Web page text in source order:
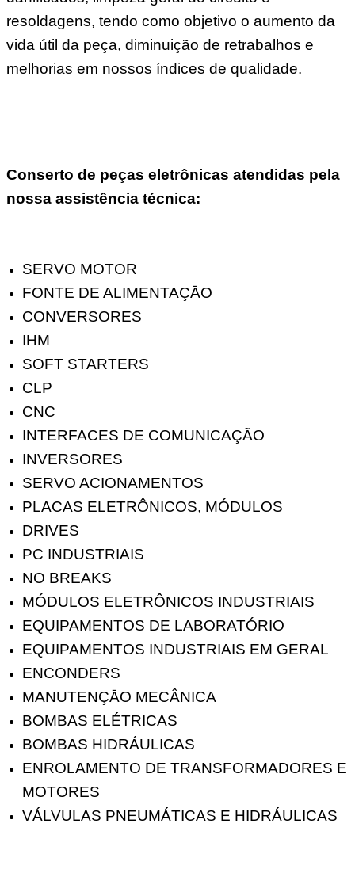
resoldagens, tendo como objetivo o aumento da
vida útil da peça, diminuição de retrabalhos e
melhorias em nossos índices de qualidade.
Conserto de peças eletrônicas atendidas pela
nossa assistência técnica:
SERVO MOTOR
FONTE DE ALIMENTAÇĀO
CONVERSORES
IHM
SOFT STARTERS
CLP
CNC
INTERFACES DE COMUNICAÇÃO
INVERSORES
SERVO ACIONAMENTOS
PLACAS ELETRÔNICOS, MÓDULOS
DRIVES
PC INDUSTRIAIS
NO BREAKS
MÓDULOS ELETRÔNICOS INDUSTRIAIS
EQUIPAMENTOS DE LABORATÓRIO
EQUIPAMENTOS INDUSTRIAIS EM GERAL
ENCONDERS
MANUTENÇĀO MECÂNICA
BOMBAS ELÉTRICAS
BOMBAS HIDRÁULICAS
ENROLAMENTO DE TRANSFORMADORES E
MOTORES
VÁLVULAS PNEUMÁTICAS E HIDRÁULICAS